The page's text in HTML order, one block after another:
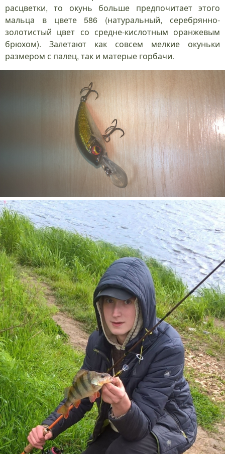
расцветки, то окунь больше предпочитает этого
мальца в цвете 586 (натуральный, серебрянно-
золотистый цвет со средне-кислотным оранжевым
брюхом). Залетают как совсем мелкие окуньки
размером с палец, так и матерые горбачи.